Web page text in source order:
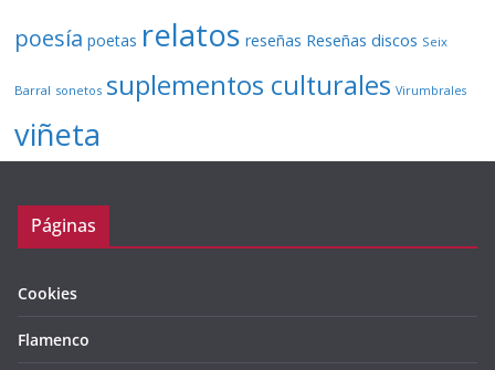
poesía poetas relatos reseñas Reseñas discos Seix
Barral sonetos suplementos culturales Virumbrales
viñeta
Páginas
Cookies
Flamenco